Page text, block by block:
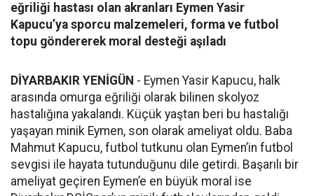
eğriliği hastası olan akranları Eymen Yasir
Kapucu’ya sporcu malzemeleri, forma ve futbol
topu göndererek moral desteği aşıladı
DİYARBAKIR YENİGÜN - Eymen Yasir Kapucu, halk
arasında omurga eğriliği olarak bilinen skolyoz
hastalığına yakalandı. Küçük yaştan beri bu hastalığı
yaşayan minik Eymen, son olarak ameliyat oldu. Baba
Mahmut Kapucu, futbol tutkunu olan Eymen’in futbol
sevgisi ile hayata tutunduğunu dile getirdi. Başarılı bir
ameliyat geçiren Eymen’e en büyük moral ise